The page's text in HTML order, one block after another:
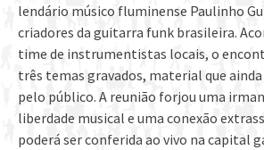
lendário músico fluminense Paulinho
criadores da guitarra funk brasileira.
time de instrumentistas locais, o
três temas gravados, material que
pelo público. A reunião forjou uma
liberdade musical e uma conexão
poderá ser conferida ao vivo na capital